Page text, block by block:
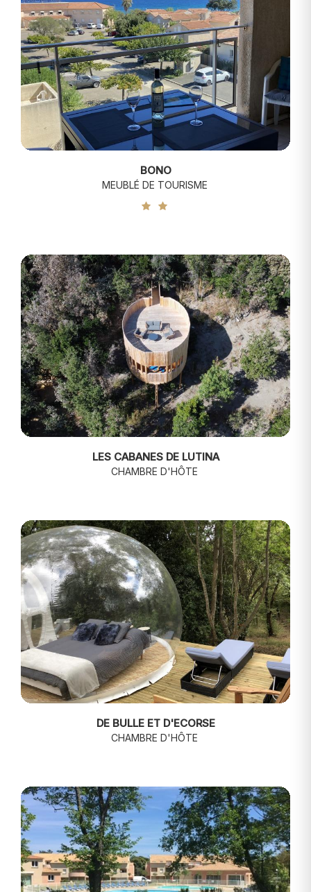
BONO
MEUBLÉ DE TOURISME
LES CABANES DE LUTINA
CHAMBRE D'HÔTE
DE BULLE ET D'ECORSE
CHAMBRE D'HÔTE